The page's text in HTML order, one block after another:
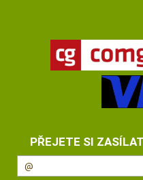
PŘEJETE SI